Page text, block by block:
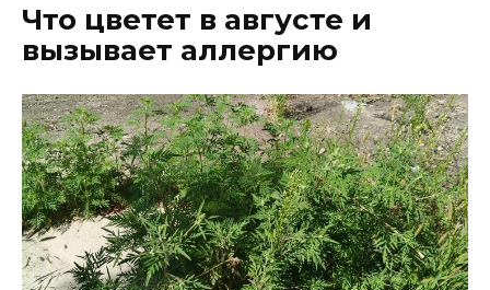
Что цветет в августе и
вызывает аллергию